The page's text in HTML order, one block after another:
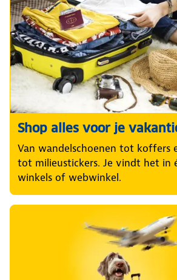
Shop alles voor je
Van wandelschoenen tot koffers
tot milieustickers. Je vindt het in
winkels of webwinkel.